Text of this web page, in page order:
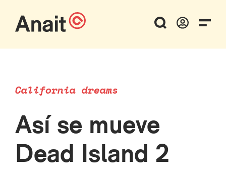
California dreams
Así se mueve
Dead Island 2